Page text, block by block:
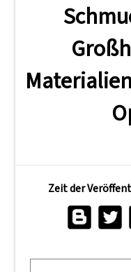
Zeit der